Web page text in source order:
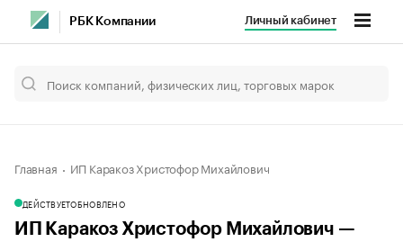
РБК Компании Личный кабинет
Главная ИП Каракоз Христофор Михайлович
ДЕЙСТВУЕТОБНОВЛЕНО
ИП Каракоз Христофор Михайлович —